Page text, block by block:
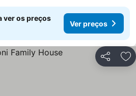
ver os preços
Ver preços
Partilhar